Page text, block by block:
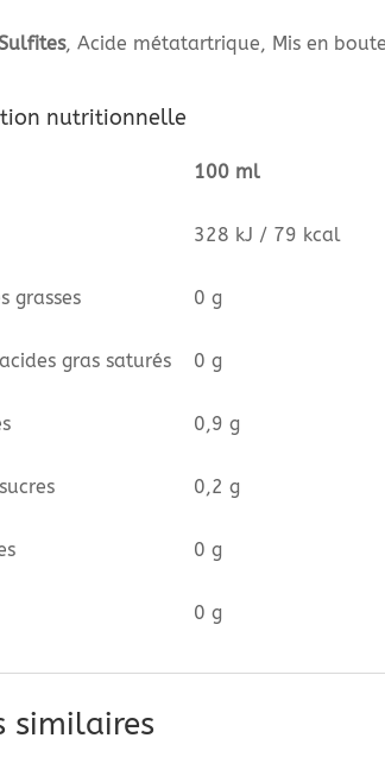
, Acide métatartrique, Mis en
nutritionnelle
100 ml
328 kJ / 79 kcal
grasses 0 g
gras saturés 0 g
0,9 g
0,2 g
0 g
0 g
similaires